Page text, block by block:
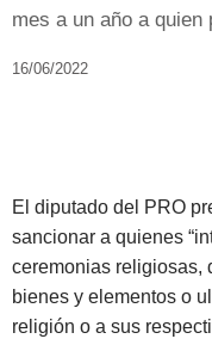
mes a un año a
16/06/2022
El diputado del PRO
sancionar a quienes
ceremonias religiosas,
bienes y elementos o
religión o a sus